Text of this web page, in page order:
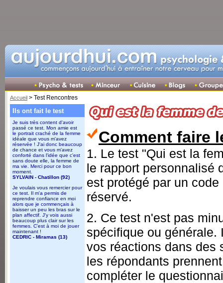
Accueil > Test Rencontres
Ils ont fait le test
Je suis très content d'avoir
passé ce test. Mon amie est
le portrait craché de la femme
idéale que vous m'avez
réservée ! J'ai donc beaucoup
de chance et vous m'avez
conforté dans l'idée que c'est
sans doute elle, la femme de
ma vie. Merci pour ce bon
moment.
SYLVAIN - Chatillon (92)
Je voulais vous remercier pour
ce test. Il m'a permis de
reprendre confiance en moi
alors que je commençais à
baisser un peu les bras sur le
plan affectif. J'y vois aussi
beaucoup plus clair sur les
femmes. C'est à moi de jouer
maintenant !
CEDRIC - Miramas (13)
Comment faire
1. Le test "Qui est la
le rapport personnalisé
est protégé par un
réservé.
2. Ce test n'est pas
spécifique ou générale.
vos réactions dans des
les répondants
compléter le